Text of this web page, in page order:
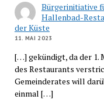
Bürgerinitiative
Hallenbad-
der Küste
11. MAI 2023
[…] gekündigt, da der 1.
des Restaurants
Gemeinderates will
einmal […]